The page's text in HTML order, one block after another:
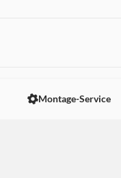
Montage-Service